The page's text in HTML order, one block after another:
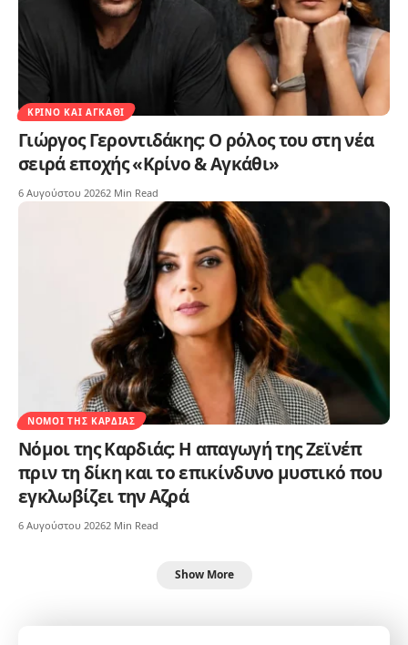
ΚΡΊΝΟ ΚΑΙ ΑΓΚΆΘΙ
Γιώργος Γεροντιδάκης: Ο ρόλος του στη νέα
σειρά εποχής «Κρίνο & Αγκάθι»
6 Αυγούστου 20262 Min Read
ΝΌΜΟΙ ΤΗΣ ΚΑΡΔΙΆΣ
Νόμοι της Καρδιάς: Η απαγωγή της Ζεϊνέπ
πριν τη δίκη και το επικίνδυνο μυστικό που
εγκλωβίζει την Αζρά
6 Αυγούστου 20262 Min Read
Show More